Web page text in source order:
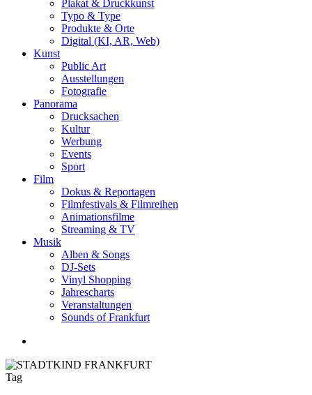
Plakat & Druckkunst
Typo & Type
Produkte & Orte
Digital (KI, AR, Web)
Kunst
Public Art
Ausstellungen
Fotografie
Panorama
Drucksachen
Kultur
Werbung
Events
Sport
Film
Dokus & Reportagen
Filmfestivals & Filmreihen
Animationsfilme
Streaming & TV
Musik
Alben & Songs
DJ-Sets
Vinyl Shopping
Jahrescharts
Veranstaltungen
Sounds of Frankfurt
Tag